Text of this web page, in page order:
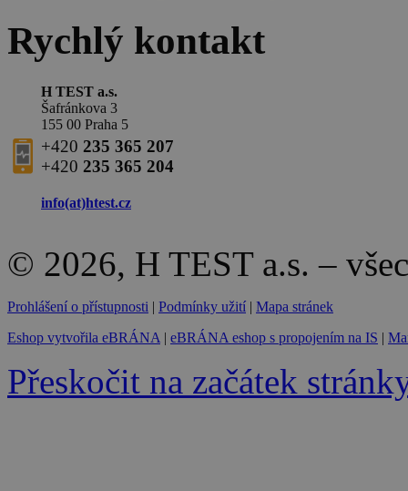
Rychlý kontakt
H TEST a.s.
Šafránkova 3
155 00 Praha 5
+420 235 365 207
+420 235 365 204
info(at)htest.cz
© 2026, H TEST a.s. –
Prohlášení o přístupnosti | Podmínky užití | Mapa stránek
Eshop vytvořila eBRÁNA | eBRÁNA eshop s propojením na IS |
Přeskočit na začátek